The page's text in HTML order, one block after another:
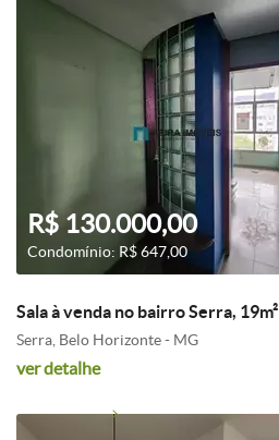
R$ 130.000,00
Condomínio: R$ 647,00
Sala à venda no bairro Serra, 19m²
Serra, Belo Horizonte - MG
ver detalhe